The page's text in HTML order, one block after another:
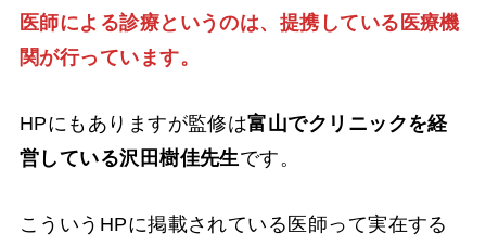
医師による診療というのは、提携している医療機
関が行っています。
HPにもありますが監修は富山でクリニックを経
営している沢田樹佳先生です。
こういうHPに掲載されている医師って実在する